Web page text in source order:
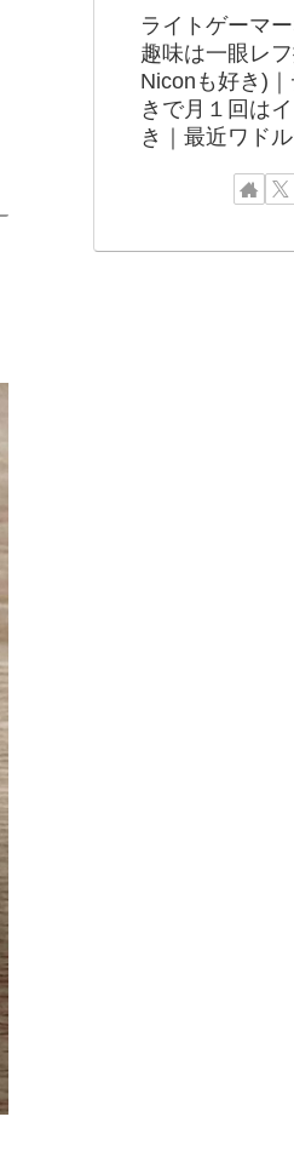
ライトゲーマ
趣味は一眼レ
Niconも好き)
きで月１回は
き｜最近ワド